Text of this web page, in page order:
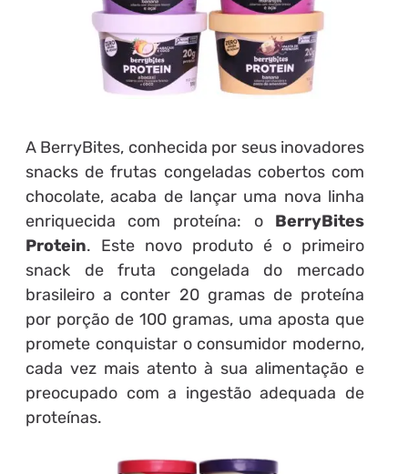
A BerryBites, conhecida por seus inovadores
snacks de frutas congeladas cobertos com
chocolate, acaba de lançar uma nova linha
enriquecida com proteína: o BerryBites
Protein. Este novo produto é o primeiro
snack de fruta congelada do mercado
brasileiro a conter 20 gramas de proteína
por porção de 100 gramas, uma aposta que
promete conquistar o consumidor moderno,
cada vez mais atento à sua alimentação e
preocupado com a ingestão adequada de
proteínas.